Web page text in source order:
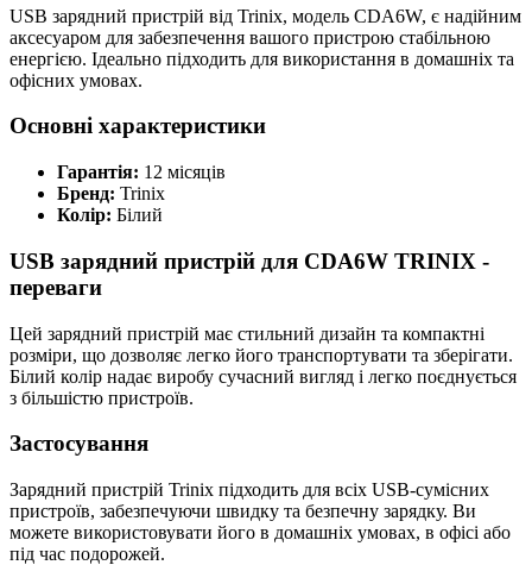
USB зарядний пристрій від Trinix, модель CDA6W, є надійним
аксесуаром для забезпечення вашого пристрою стабільною
енергією. Ідеально підходить для використання в домашніх та
офісних умовах.
Основні характеристики
Гарантія: 12 місяців
Бренд: Trinix
Колір: Білий
USB зарядний пристрій для CDA6W TRINIX -
переваги
Цей зарядний пристрій має стильний дизайн та компактні
розміри, що дозволяє легко його транспортувати та зберігати.
Білий колір надає виробу сучасний вигляд і легко поєднується
з більшістю пристроїв.
Застосування
Зарядний пристрій Trinix підходить для всіх USB-сумісних
пристроїв, забезпечуючи швидку та безпечну зарядку. Ви
можете використовувати його в домашніх умовах, в офісі або
під час подорожей.